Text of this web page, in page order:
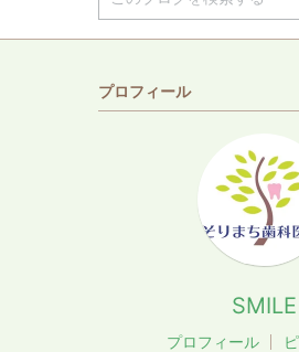
プロフィール
SMILE
プロフィール